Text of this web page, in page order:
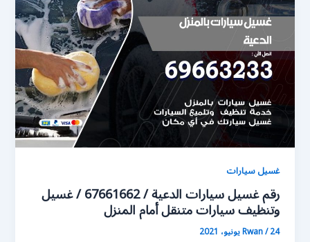
غسيل سيارات
رقم غسيل سيارات الدعية / 67661662 / غسيل
وتنظيف سيارات متنقل أمام المنزل
Rwan/24 يونيو، 2021